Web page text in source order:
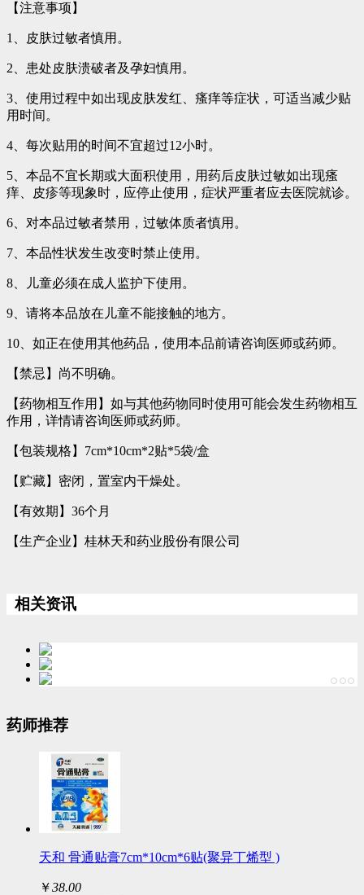
【注意事项】
1、皮肤过敏者慎用。
2、患处皮肤溃破者及孕妇慎用。
3、使用过程中如出现皮肤发红、瘙痒等症状，可适当减少贴
用时间。
4、每次贴用的时间不宜超过12小时。
5、本品不宜长期或大面积使用，用药后皮肤过敏如出现瘙
痒、皮疹等现象时，应停止使用，症状严重者应去医院就诊。
6、对本品过敏者禁用，过敏体质者慎用。
7、本品性状发生改变时禁止使用。
8、儿童必须在成人监护下使用。
9、请将本品放在儿童不能接触的地方。
10、如正在使用其他药品，使用本品前请咨询医师或药师。
【禁忌】尚不明确。
【药物相互作用】如与其他药物同时使用可能会发生药物相互
作用，详情请咨询医师或药师。
【包装规格】7cm*10cm*2贴*5袋/盒
【贮藏】密闭，置室内干燥处。
【有效期】36个月
【生产企业】桂林天和药业股份有限公司
相关资讯
药师推荐
天和 骨通贴膏7cm*10cm*6贴(聚异丁烯型 )
￥38.00